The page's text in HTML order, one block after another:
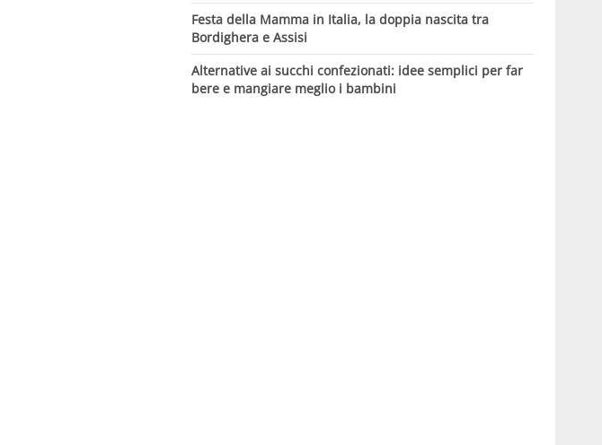
Festa della Mamma in Italia, la doppia nascita tra
Bordighera e Assisi
Alternative ai succhi confezionati: idee semplici per far
bere e mangiare meglio i bambini